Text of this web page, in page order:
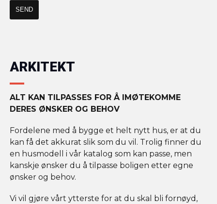
ARKITEKT
ALT KAN TILPASSES FOR Å IMØTEKOMME
DERES ØNSKER OG BEHOV
Fordelene med å bygge et helt nytt hus, er at du
kan få det akkurat slik som du vil. Trolig finner du
en husmodell i vår katalog som kan passe, men
kanskje ønsker du å tilpasse boligen etter egne
ønsker og behov.
Vi vil gjøre vårt ytterste for at du skal bli fornøyd,